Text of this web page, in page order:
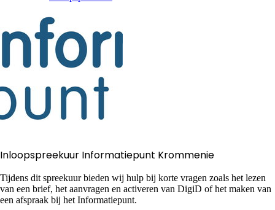
Inloopspreekuur Informatiepunt Krommenie
Tijdens dit spreekuur bieden wij hulp bij korte vragen zoals het lezen
van een brief, het aanvragen en activeren van DigiD of het maken van
een afspraak bij het Informatiepunt.